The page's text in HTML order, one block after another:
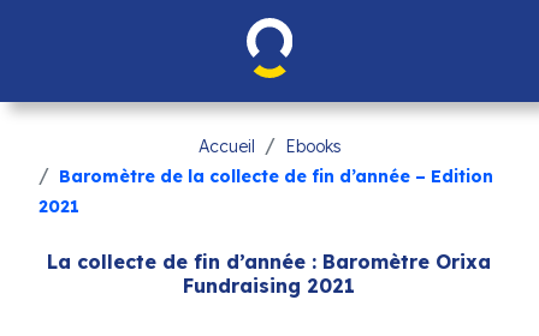
Accueil
Ebooks
Baromètre de la collecte de fin d’année – Edition
2021
La collecte de fin d’année : Baromètre Orixa
Fundraising 2021